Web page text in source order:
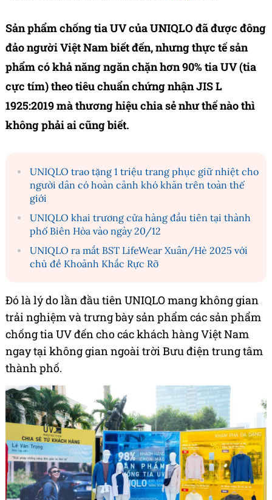
Sản phẩm chống tia UV của UNIQLO đã được đông
đảo người Việt Nam biết đến, nhưng thực tế sản
phẩm có khả năng ngăn chặn hơn 90% tia UV (tia
cực tím) theo tiêu chuẩn chứng nhận JIS L
1925:2019 mà thương hiệu chia sẻ như thế nào thì
không phải ai cũng biết.
UNIQLO trao tặng 1 triệu trang phục giữ nhiệt cho
người dân có hoàn cảnh khó khăn trên toàn thế
giới
UNIQLO khai trương cửa hàng đầu tiên tại thành
phố Biên Hòa vào ngày 20/12
UNIQLO ra mắt BST LifeWear Xuân/Hè 2025 với
chủ đề Khoảnh Khắc Rực Rỡ
Đó là lý do lần đầu tiên UNIQLO mang không gian
trải nghiệm và trưng bày sản phẩm các sản phẩm
chống tia UV đến cho các khách hàng Việt Nam
ngay tại không gian ngoài trời Bưu điện trung tâm
thành phố.